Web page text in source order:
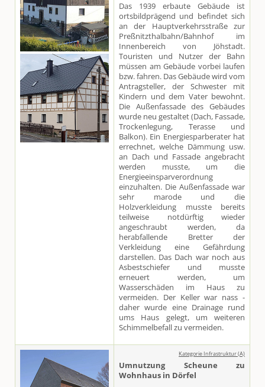
Das 1939 erbaute Gebäude ist
ortsbildprägend und befindet sich
an der Hauptverkehrsstraße zur
Preßnitzthalbahn/Bahnhof im
Innenbereich von Jöhstadt.
Touristen und Nutzer der Bahn
müssen am Gebäude vorbei laufen
bzw. fahren. Das Gebäude wird vom
Antragsteller, der Schwester mit
Kindern und dem Vater bewohnt.
Die Außenfassade des Gebäudes
wurde neu gestaltet (Dach, Fassade,
Trockenlegung, Terasse und
Balkon). Ein Energiesparberater hat
errechnet, welche Dämmung usw.
an Dach und Fassade angebracht
werden musste, um die
Energieeinsparverordnung
einzuhalten. Die Außenfassade war
sehr marode und die
Holzverkleidung musste bereits
teilweise notdürftig wieder
angeschraubt werden, da
herabfallende Bretter der
Verkleidung eine Gefährdung
darstellen. Das Dach war noch aus
Asbestschiefer und musste
erneuert werden, um
Wasserschäden im Haus zu
vermeiden. Der Keller war nass -
daher wurde eine Drainage rund
ums Haus gelegt, um weiteren
Schimmelbefall zu vermeiden.
Kategorie Infrastruktur (A)
Umnutzung Scheune zu
Wohnhaus in Dörfel